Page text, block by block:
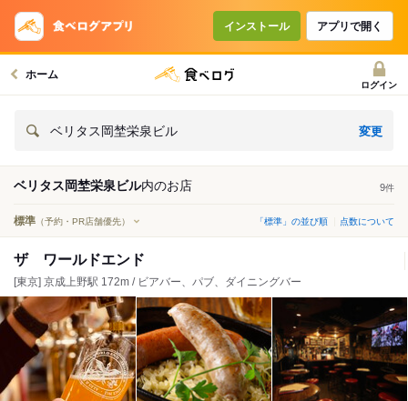
インストール アプリで開く
ホーム
ログイン
ベリタス岡埜栄泉ビル 変更
ベリタス岡埜栄泉ビル内のお店 9件
標準 （予約・PR店舗優先） 「標準」の並び順 点数について
ザ ワールドエンド
[東京] 京成上野駅 172m / ビアバー、パブ、ダイニングバー